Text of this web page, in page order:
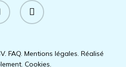
instagram
.FAQ.Mentions légales.Réalisé
. Cookies.